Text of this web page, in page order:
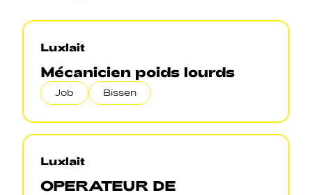
Luxlait
Mécanicien poids lourds
Job Bissen
Luxlait
OPERATEUR DE